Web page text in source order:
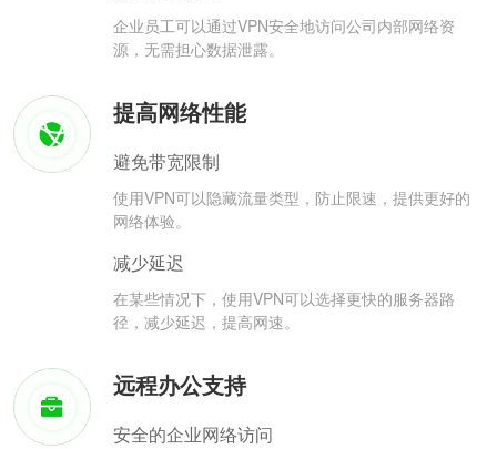
企业员工可以通过VPN安全地访问公司内部网络资
源，无需担心数据泄露。
提高网络性能
避免带宽限制
使用VPN可以隐藏流量类型，防止限速，提供更好的
网络体验。
减少延迟
在某些情况下，使用VPN可以选择更快的服务器路
径，减少延迟，提高网速。
远程办公支持
安全的企业网络访问